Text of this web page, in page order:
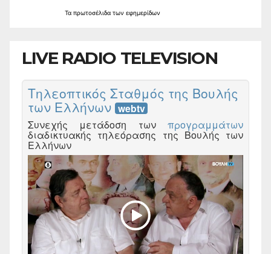
Τα πρωτοσέλιδα των εφημερίδων
LIVE RADIO TELEVISION